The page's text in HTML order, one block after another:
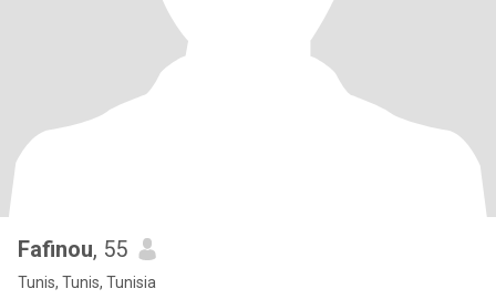
Fafinou, 55
Tunis, Tunis, Tunisia